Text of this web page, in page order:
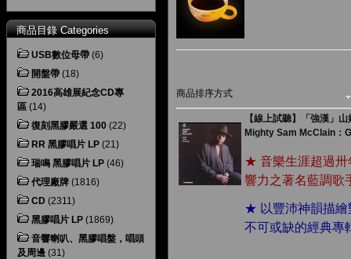
商品目錄 Categories
USB數位母帶 (6)
開盤帶 (18)
2016高雄展紀念CD專
區 (14)
復刻黑膠嚴選 100 (22)
RR 黑膠唱片 LP (21)
瑞鳴 黑膠唱片 LP (46)
代理廠牌 (1816)
CD (2311)
黑膠唱片 LP (1869)
音響喇叭、黑膠唱盤，唱頭
及周邊 (31)
商品排序方式
【線上試聽】「強漢」
Mighty Sam McClain：
★ 音樂生涯超過卅
響力之著名藍調歌
★ 以豐沛神韻描繪
不可或缺的經典專